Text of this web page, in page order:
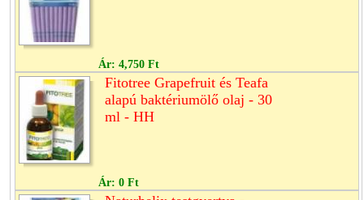
Ár: 4,750 Ft
Fitotree Grapefruit és Teafa
alapú baktériumölő olaj - 30
ml - HH
Ár: 0 Ft